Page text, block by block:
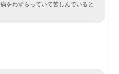
をわずらっていて苦しんでいると